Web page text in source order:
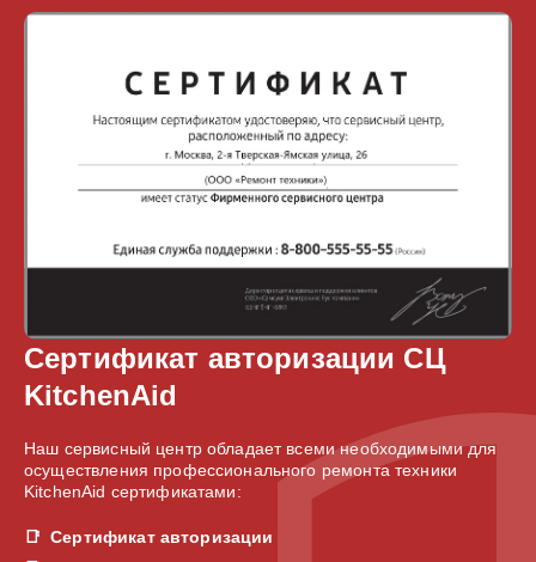
Сертификат авторизации СЦ
KitchenAid
Наш сервисный центр обладает всеми необходимыми для
осуществления профессионального ремонта техники
KitchenAid сертификатами:
Сертификат авторизации